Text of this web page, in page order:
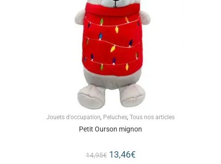
Jouets d'occupation, Peluches, Tous nos articles
Petit Ourson mignon
14,95€ 13,46€